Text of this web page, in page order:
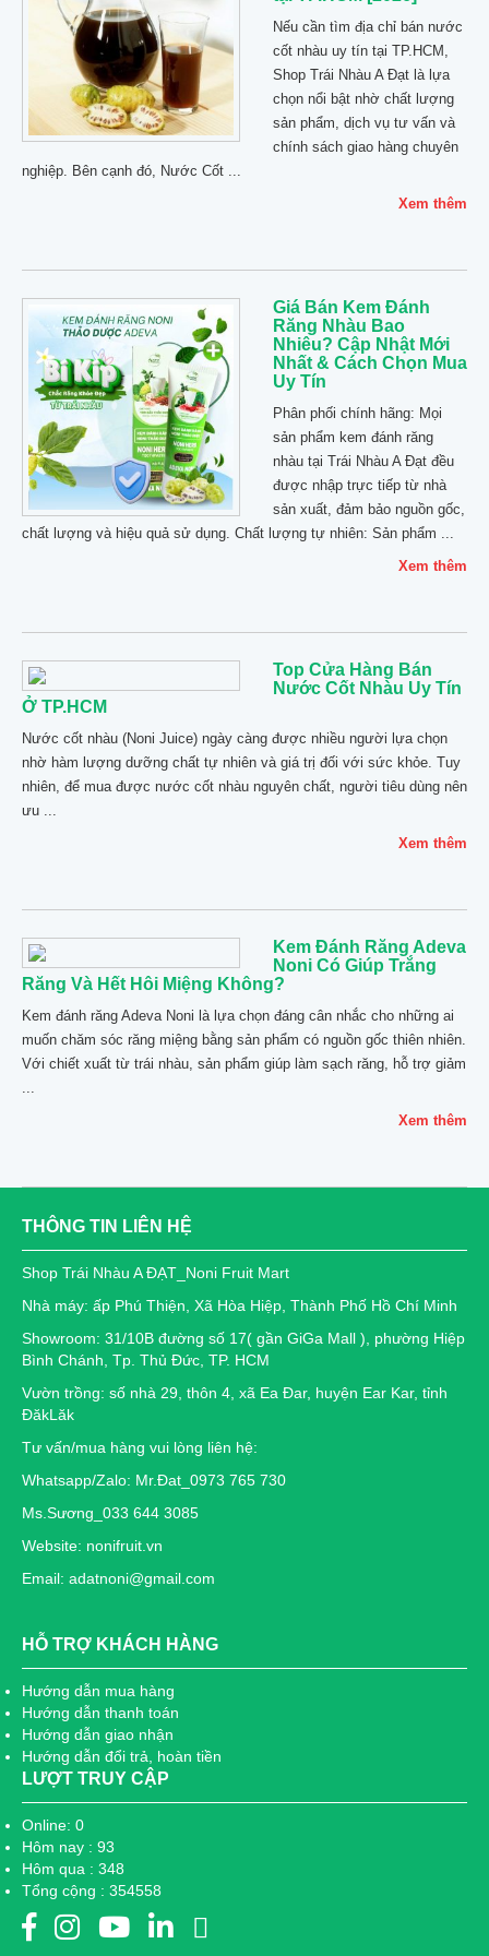
Nếu cần tìm địa chỉ bán nước
cốt nhàu uy tín tại TP.HCM,
Shop Trái Nhàu A Đạt là lựa
chọn nổi bật nhờ chất lượng
sản phẩm, dịch vụ tư vấn và
chính sách giao hàng chuyên
nghiệp. Bên cạnh đó, Nước Cốt ...
Xem thêm
Giá Bán Kem Đánh
Răng Nhàu Bao
Nhiêu? Cập Nhật Mới
Nhất & Cách Chọn Mua
Uy Tín
Phân phối chính hãng: Mọi
sản phẩm kem đánh răng
nhàu tại Trái Nhàu A Đạt đều
được nhập trực tiếp từ nhà
sản xuất, đảm bảo nguồn gốc,
chất lượng và hiệu quả sử dụng. Chất lượng tự nhiên: Sản phẩm ...
Xem thêm
Top Cửa Hàng Bán
Nước Cốt Nhàu Uy Tín
Ở TP.HCM
Nước cốt nhàu (Noni Juice) ngày càng được nhiều người lựa chọn
nhờ hàm lượng dưỡng chất tự nhiên và giá trị đối với sức khỏe. Tuy
nhiên, để mua được nước cốt nhàu nguyên chất, người tiêu dùng nên
ưu ...
Xem thêm
Kem Đánh Răng Adeva
Noni Có Giúp Trắng
Răng Và Hết Hôi Miệng Không?
Kem đánh răng Adeva Noni là lựa chọn đáng cân nhắc cho những ai
muốn chăm sóc răng miệng bằng sản phẩm có nguồn gốc thiên nhiên.
Với chiết xuất từ trái nhàu, sản phẩm giúp làm sạch răng, hỗ trợ giảm
...
Xem thêm
THÔNG TIN LIÊN HỆ
Shop Trái Nhàu A ĐẠT_Noni Fruit Mart
Nhà máy: ấp Phú Thiện, Xã Hòa Hiệp, Thành Phố Hồ Chí Minh
Showroom: 31/10B đường số 17( gần GiGa Mall ), phường Hiệp
Bình Chánh, Tp. Thủ Đức, TP. HCM
Vườn trồng: số nhà 29, thôn 4, xã Ea Đar, huyện Ear Kar, tỉnh
ĐăkLăk
Tư vấn/mua hàng vui lòng liên hệ:
Whatsapp/Zalo: Mr.Đat_0973 765 730
Ms.Sương_033 644 3085
Website: nonifruit.vn
Email: adatnoni@gmail.com
HỖ TRỢ KHÁCH HÀNG
Hướng dẫn mua hàng
Hướng dẫn thanh toán
Hướng dẫn giao nhận
Hướng dẫn đổi trả, hoàn tiền
LƯỢT TRUY CẬP
Online: 0
Hôm nay : 93
Hôm qua : 348
Tổng cộng : 354558